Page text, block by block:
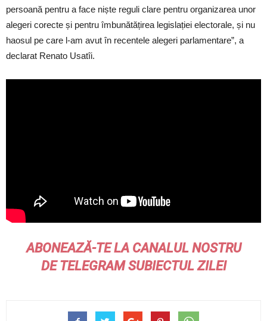
persoană pentru a face niște reguli clare pentru organizarea unor
alegeri corecte și pentru îmbunătățirea legislației electorale, și nu
haosul pe care l-am avut în recentele alegeri parlamentare”, a
declarat Renato Usatîi.
ABONEAZĂ-TE LA CANALUL NOSTRU
DETELEGRAMSUBIECTUL ZILEI